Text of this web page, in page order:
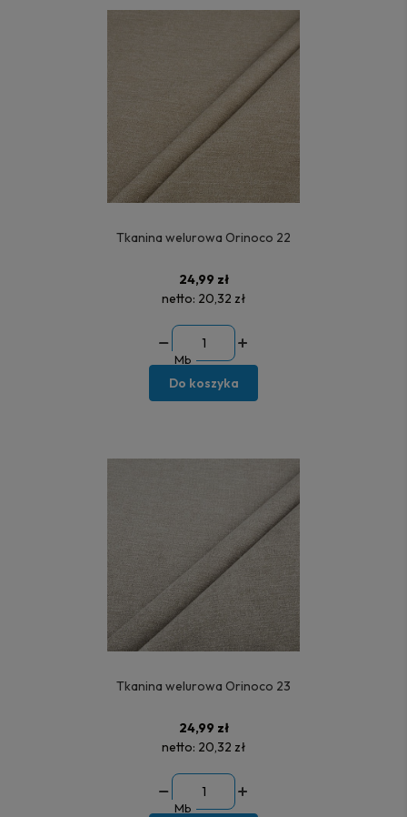
Tkanina welurowa Orinoco 22
24,99 zł
netto: 20,32 zł
Mb
Do koszyka
Tkanina welurowa Orinoco 23
24,99 zł
netto: 20,32 zł
Mb